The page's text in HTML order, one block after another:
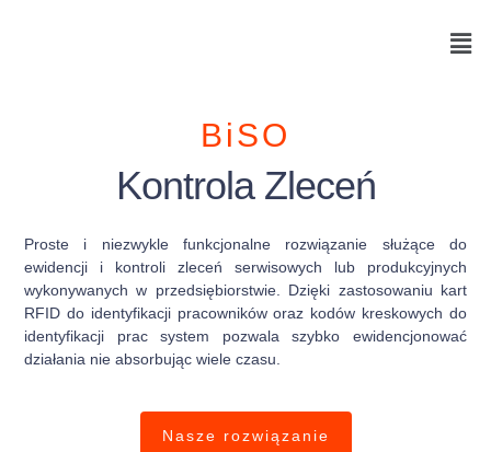
BiSO
Kontrola Zleceń
Proste i niezwykle funkcjonalne rozwiązanie służące do
ewidencji i kontroli zleceń serwisowych lub produkcyjnych
wykonywanych w przedsiębiorstwie. Dzięki zastosowaniu kart
RFID do identyfikacji pracowników oraz kodów kreskowych do
identyfikacji prac system pozwala szybko ewidencjonować
działania nie absorbując wiele czasu.
Nasze rozwiązanie